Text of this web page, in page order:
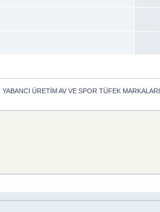
YABANCI ÜRETİM AV VE SPOR TÜFEK MARKALARI